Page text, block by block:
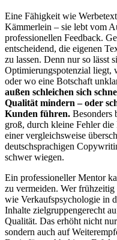
Eine Fähigkeit wie
Kämmerlein – sie lebt vom
professionellen Feedback.
entscheidend, die eigenen
zu lassen. Denn nur so lässt
Optimierungspotenzial liegt,
oder wo eine Botschaft
außen schleichen sich
Qualität mindern – oder
Kunden führen. Besonders
groß, durch kleine Fehler
einer vergleichsweise
deutschsprachigen
schwer wiegen.
Ein professioneller Mentor
zu vermeiden. Wer
wie Verkaufspsychologie in
Inhalte zielgruppengerecht
Qualität. Das erhöht nicht
sondern auch auf